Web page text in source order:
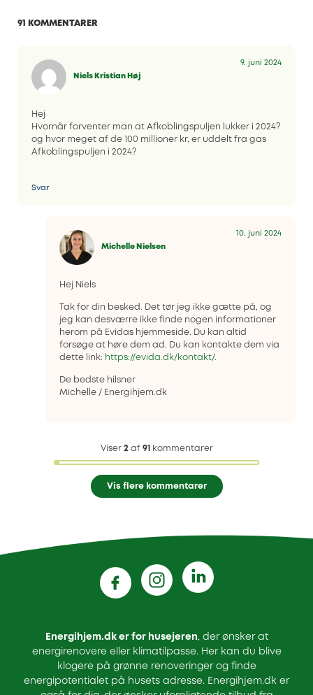
91 KOMMENTARER
Niels Kristian Høj
9. juni 2024
Hej
Hvornår forventer man at Afkoblingspuljen lukker i 2024?
og hvor meget af de 100 millioner kr, er uddelt fra gas
Afkoblingspuljen i 2024?
Svar
Michelle Nielsen
10. juni 2024
Hej Niels
Tak for din besked. Det tør jeg ikke gætte på, og
jeg kan desværre ikke finde nogen informationer
herom på Evidas hjemmeside. Du kan altid
forsøge at høre dem ad. Du kan kontakte dem via
dette link: https://evida.dk/kontakt/.
De bedste hilsner
Michelle / Energihjem.dk
Viser 2 af 91 kommentarer
Vis flere kommentarer
Energihjem.dk er for husejeren, der ønsker at
energirenovere eller klimatilpasse. Her kan du blive
klogere på grønne renoveringer og finde
energipotentialet på husets adresse. Energihjem.dk er